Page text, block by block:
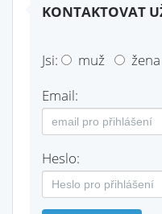
KONTAKTOVAT
Jsi: muž
žena
Email:
Heslo: